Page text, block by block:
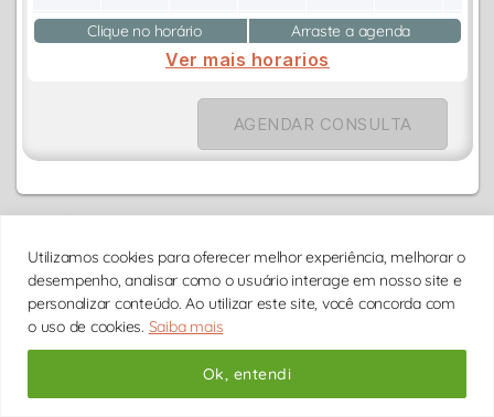
Utilizamos cookies para oferecer melhor experiência, melhorar o
desempenho, analisar como o usuário interage em nosso site e
personalizar conteúdo. Ao utilizar este site, você concorda com
o uso de cookies. Saiba mais
Ok, entendi
Clique no horário Arraste a agenda
Ver mais horarios
AGENDAR CONSULTA
Katia Brito
Psicóloga
CRP 06/112126
R$ 275 Ansiedade Assédio Moral